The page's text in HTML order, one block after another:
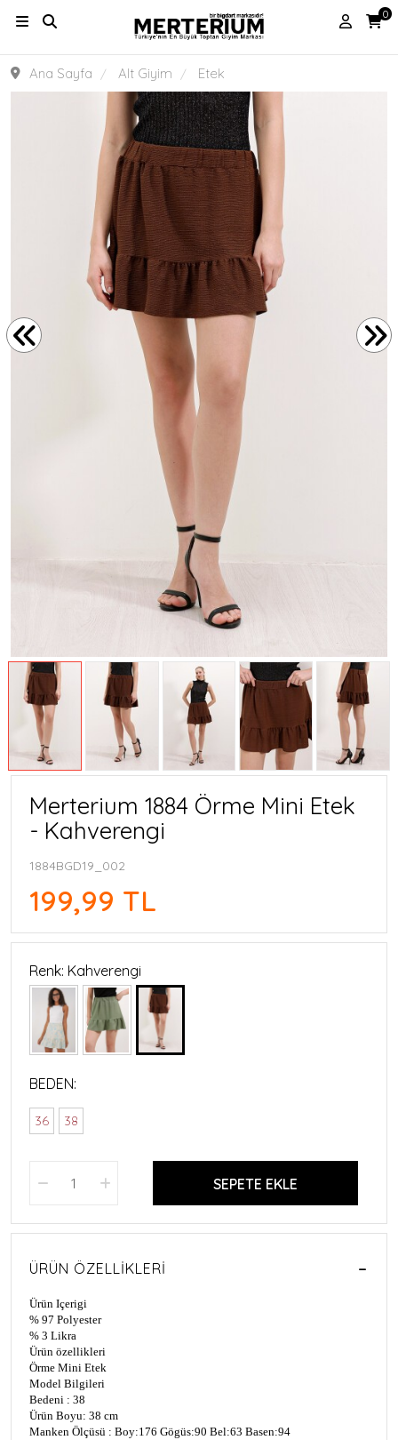
0
Ana Sayfa Alt Giyim Etek
Merterium 1884 Örme Mini Etek
- Kahverengi
1884BGD19_002
199,99 TL
Renk: Kahverengi
BEDEN:
36 38
SEPETE EKLE
ÜRÜN ÖZELLIKLERI
Ürün Içerigi
% 97 Polyester
% 3 Likra
Ürün özellikleri
Örme Mini Etek
Model Bilgileri
Bedeni : 38
Ürün Boyu: 38 cm
Manken Ölçüsü : Boy:176 Gögüs:90 Bel:63 Basen:94